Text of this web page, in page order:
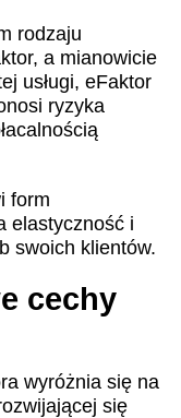
rodzaju
a mianowicie
usługi, eFaktor
ryzyka
form
elastyczność i
swoich klientów.
cechy
wyróżnia się na
się